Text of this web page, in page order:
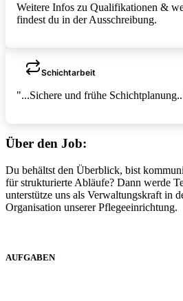
Weitere Infos zu Qualifikationen &
findest du in der Ausschreibung.
Schichtarbeit
"...Sichere und frühe
Über den Job:
Du behältst den Überblick, bist
für strukturierte Abläufe? Dann werde
unterstütze uns als Verwaltungskraft in
Organisation unserer Pflegeeinrichtung.
AUFGABEN